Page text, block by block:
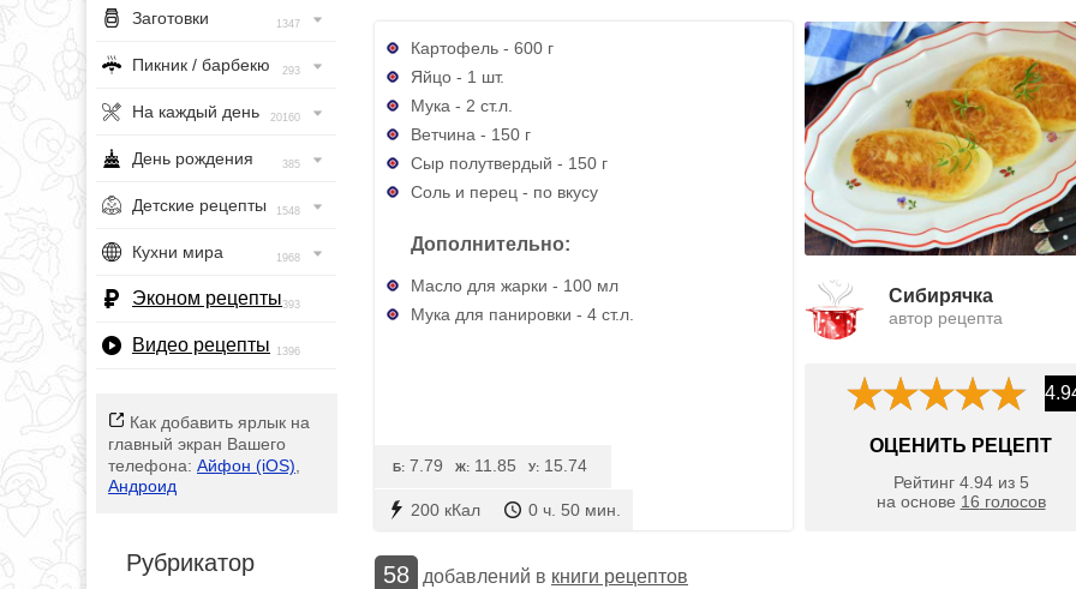
Заготовки 1347
Пикник / барбекю 293
На каждый день 20160
День рождения 385
Детские рецепты 1548
Кухни мира 1968
Эконом рецепты393
Видео рецепты 1396
Как добавить ярлык на
главный экран Вашего
телефона: Айфон (iOS)
Андроид
Рубрикатор
Картофель - 600 г
Яйцо - 1 шт.
Мука - 2 ст.л.
Ветчина - 150 г
Сыр полутвердый - 150 г
Соль и перец - по вкусу
Дополнительно:
Масло для жарки - 100 мл
Мука для панировки - 4 ст.л.
200 кКал 0 ч. 50 мин.
Б: 7.79 Ж: 11.85 У: 15.74
Сибирячка
автор рецепта
ОЦЕНИТЬ РЕЦЕПТ
Рейтинг 4.94из 5
на основе 16 голосов
58 добавлений в книги рецептов